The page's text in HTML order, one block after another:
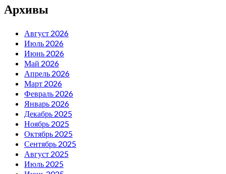
Архивы
Август 2026
Июль 2026
Июнь 2026
Май 2026
Апрель 2026
Март 2026
Февраль 2026
Январь 2026
Декабрь 2025
Ноябрь 2025
Октябрь 2025
Сентябрь 2025
Август 2025
Июль 2025